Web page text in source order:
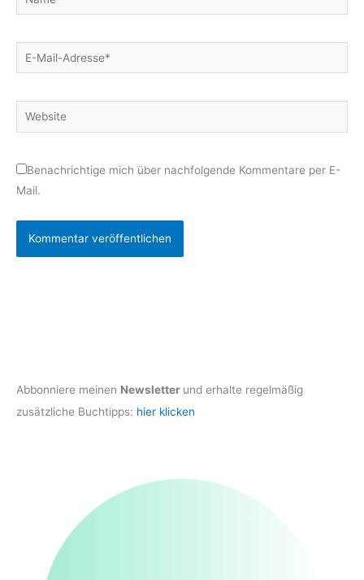
E-
Mail-
Website
Benachrichtige mich über nachfolgende Kommentare per E-
Mail.
Abbonniere meinen Newsletter und erhalte regelmäßig
zusätzliche Buchtipps: hier klicken